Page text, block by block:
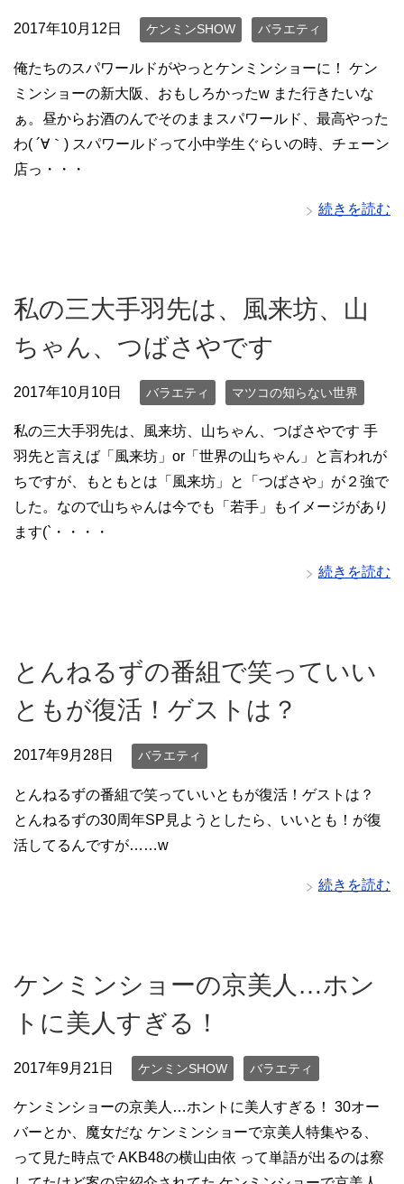
2017年10月12日 ケンミンSHOW バラエティ
俺たちのスパワールドがやっとケンミンショーに！ ケン
ミンショーの新大阪、おもしろかったw また行きたいな
ぁ。昼からお酒のんでそのままスパワールド、最高やった
わ( ´∀｀) スパワールドって小中学生ぐらいの時、チェーン
店っ・・・
続きを読む
私の三大手羽先は、風来坊、山
ちゃん、つばさやです
2017年10月10日 バラエティ マツコの知らない世界
私の三大手羽先は、風来坊、山ちゃん、つばさやです 手
羽先と言えば「風来坊」or「世界の山ちゃん」と言われが
ちですが、もともとは「風来坊」と「つばさや」が２強で
した。なので山ちゃんは今でも「若手」もイメージがあり
ます(`・・・・
続きを読む
とんねるずの番組で笑っていい
ともが復活！ゲストは？
2017年9月28日 バラエティ
とんねるずの番組で笑っていいともが復活！ゲストは？
とんねるずの30周年SP見ようとしたら、いいとも！が復
活してるんですが……w
続きを読む
ケンミンショーの京美人…ホン
トに美人すぎる！
2017年9月21日 ケンミンSHOW バラエティ
ケンミンショーの京美人…ホントに美人すぎる！ 30オー
バーとか、魔女だな ケンミンショーで京美人特集やる、
って見た時点で AKB48の横山由依 って単語が出るのは察